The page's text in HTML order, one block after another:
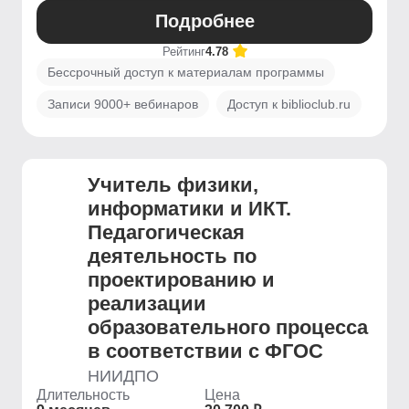
Подробнее
Рейтинг4.78
Бессрочный доступ к материалам программы
Записи 9000+ вебинаров Доступ к biblioclub.ru
Учитель физики,
информатики и ИКТ.
Педагогическая
деятельность по
проектированию и
реализации
образовательного процесса
в соответствии с ФГОС
НИИДПО
Длительность
Цена